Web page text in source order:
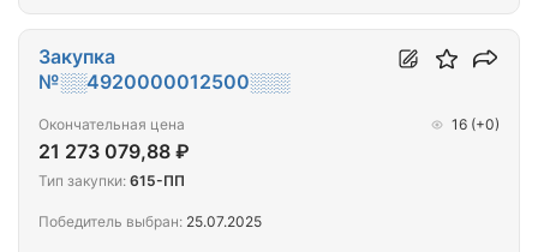
многоквартирных домов (ПРОЕКТ+СМР)
(г.Мурманск_ул.Софьи Перовской_д.31/11)
Закупка
№░░4920000012500░░░
Окончательная цена
21 273 079,88 ₽
16 (+0)
Тип закупки: 615-ПП
Победитель выбран: 25.07.2025